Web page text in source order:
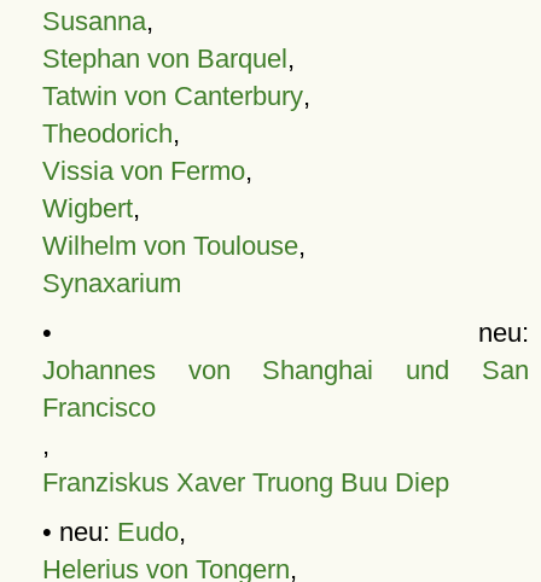
Susanna,
Stephan von Barquel,
Tatwin von Canterbury,
Theodorich,
Vissia von Fermo,
Wigbert,
Wilhelm von Toulouse,
Synaxarium
• neu:
Johannes von Shanghai und San
Francisco
,
Franziskus Xaver Truong Buu Diep
• neu: Eudo,
Helerius von Tongern,